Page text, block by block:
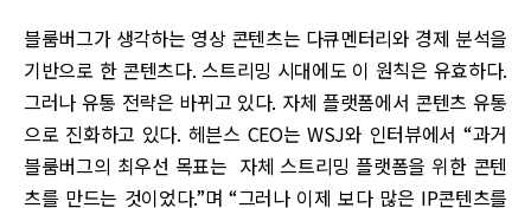
블룸버그가 생각하는 영상 콘텐츠는 다큐멘터리와 경제 분석을
기반으로 한 콘텐츠다. 스트리밍 시대에도 이 원칙은 유효하다.
그러나 유통 전략은 바뀌고 있다. 자체 플랫폼에서 콘텐츠 유통
으로 진화하고 있다. 헤븐스 CEO는 WSJ와 인터뷰에서 “과거
블룸버그의 최우선 목표는 자체 스트리밍 플랫폼을 위한 콘텐
츠를 만드는 것이었다.”며 “그러나 이제 보다 많은 IP콘텐츠를